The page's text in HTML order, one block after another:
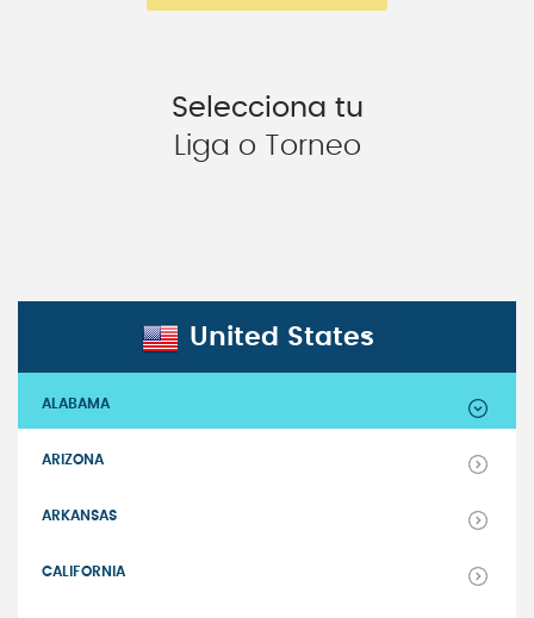
Selecciona tu
Liga o Torneo
United States
ALABAMA
ARIZONA
ARKANSAS
CALIFORNIA